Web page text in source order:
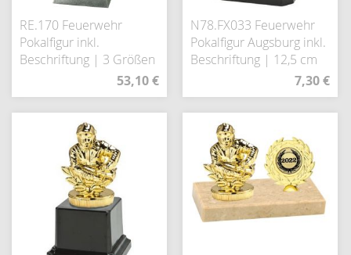
RE.170 Feuerwehr
Pokalfigur inkl.
Beschriftung | 3 Größen
53,10 €
N78.FX033 Feuerwehr
Pokalfigur Augsburg inkl.
Beschriftung | 12,5 cm
7,30 €